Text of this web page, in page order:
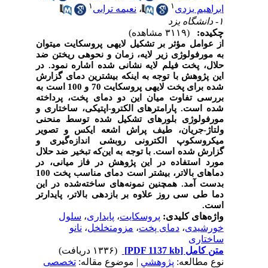
ابراهیم یزدی
،نعیمه ترابی
چکیده:
از عوامل مؤثر بر تشکیل لایه­ی پروسکایت می­توان
به مورفولوژی زیر لایه، زمان و نحوه­ی ریختن ضد
حلال، پخت فیلم لایه نشانی شده اشاره نمود. در
این پژوهش با توجه به اینکه بیشترین دمای گزارش‌
شده برای پخت لایه­ی پروسکایت70 و
100 است به
بررسی تفاوت میان این دو دمای پخت، پرداخته
شده است. پارامتر­هایالکترو-اپتیکی، ساختاری و
مورفولوژی بلورهای تشکیل شده توسط منحنی
ولتاژ-جریان، طیف پراش اشعه ایکس و تصویر
میکروسکوپ الکترونی روبشی اندازه‌گیری و
گزارش شده است. با توجه به این‌که تبخیر ضد حلال
مورد استفاده در این پژوهش در فاز میانی، در
دماهای بالاتر،بیشتر است دمای مناسب پخت100
بدست آمد. همچنین نمونه‌های ساخته‌شده در این
دما طی سی روز علاوه بر بازدهی بالاتر، پایدارتر
است.
واژه‌های کلیدی:پروسکایت،پایداری،سلول
خورشیدی،دمای پخت،مزومتخلخل،نانو
ساختاری
متن کامل[PDF 1137 kb]
نوع مطالعه:پژوهشي| موضوع مقاله:تخصصی